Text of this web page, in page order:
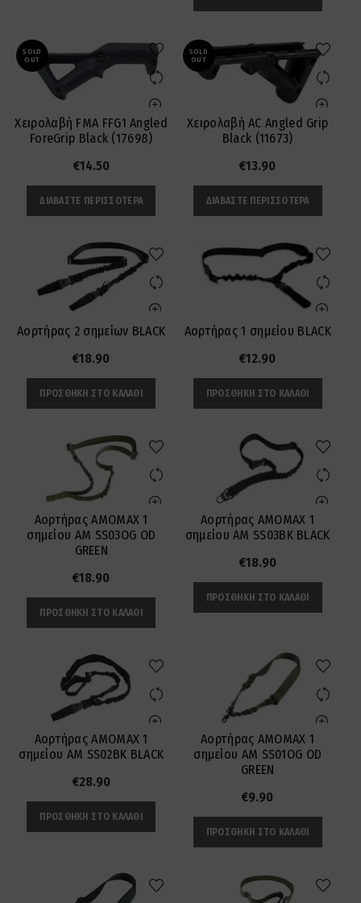
SOLD
OUT
Χειρολαβή FMA FFG1 Angled
ForeGrip Black (17698)
€14.50
ΔΙΑΒΆΣΤΕ ΠΕΡΙΣΣΌΤΕΡΑ
SOLD
OUT
Χειρολαβή AC Angled Grip
Black (11673)
€13.90
ΔΙΑΒΆΣΤΕ ΠΕΡΙΣΣΌΤΕΡΑ
Αορτήρας 2 σημείων BLACK
€18.90
ΠΡΟΣΘΉΚΗ ΣΤΟ ΚΑΛΆΘΙ
Αορτήρας 1 σημείου BLACK
€12.90
ΠΡΟΣΘΉΚΗ ΣΤΟ ΚΑΛΆΘΙ
Αορτήρας AMOMAX 1
σημείου AM SS03OG OD
GREEN
€18.90
ΠΡΟΣΘΉΚΗ ΣΤΟ ΚΑΛΆΘΙ
Αορτήρας AMOMAX 1
σημείου AM SS03BK BLACK
€18.90
ΠΡΟΣΘΉΚΗ ΣΤΟ ΚΑΛΆΘΙ
Αορτήρας AMOMAX 1
σημείου AM SS02BK BLACK
€28.90
ΠΡΟΣΘΉΚΗ ΣΤΟ ΚΑΛΆΘΙ
Αορτήρας AMOMAX 1
σημείου AM SS01OG OD
GREEN
€9.90
ΠΡΟΣΘΉΚΗ ΣΤΟ ΚΑΛΆΘΙ